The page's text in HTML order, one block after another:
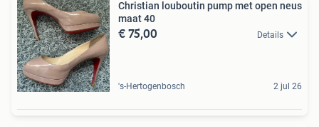
Christian louboutin pump met open neus
maat 40
€ 75,00 Details
's-Hertogenbosch 2 jul 26